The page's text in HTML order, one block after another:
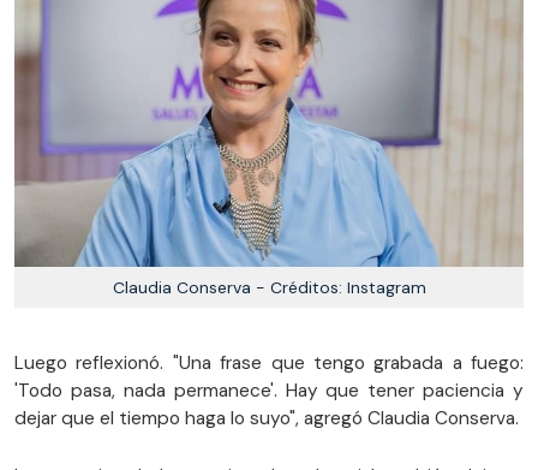
Claudia Conserva - Créditos: Instagram
Luego reflexionó. "Una frase que tengo grabada a fuego:
'Todo pasa, nada permanece'. Hay que tener paciencia y
dejar que el tiempo haga lo suyo", agregó Claudia Conserva.